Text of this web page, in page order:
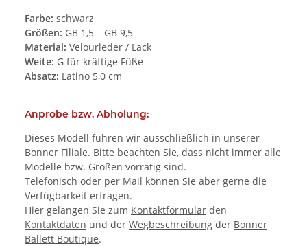
Farbe: schwarz
Größen: GB 1,5 – GB 9,5
Material: Velourleder / Lack
Weite: G für kräftige Füße
Absatz: Latino 5,0 cm
Anprobe bzw. Abholung:
Dieses Modell führen wir ausschließlich in unserer
Bonner Filiale. Bitte beachten Sie, dass nicht immer alle
Modelle bzw. Größen vorrätig sind.
Telefonisch oder per Mail können Sie aber gerne die
Verfügbarkeit erfragen.
Hier gelangen Sie zum Kontaktformular den
Kontaktdaten und der Wegbeschreibung der Bonner
Ballett Boutique.